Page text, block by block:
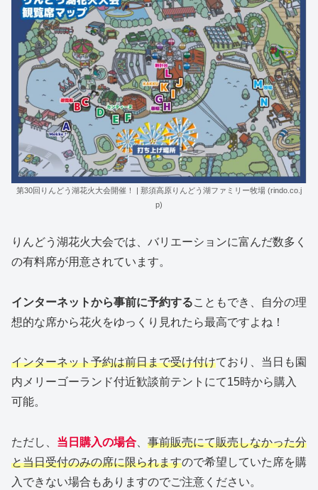
第30回りんどう湖花火大会開催！ | 那須高原りんどう湖ファミリー牧場 (rindo.co.j
p)
りんどう湖花火大会では、バリエーションに富んだ数多く
の有料席が用意されています。
インターネットから事前に予約することもでき、自分の理
想的な席から花火をゆっくり見れたら最高ですよね！
インターネット予約は前日まで受け付けており、当日も園
内メリーゴーランド付近歓談前テントにて15時から購入
可能。
ただし、 当日購入の場合
事前販売にて販売しなかった分
と当日受付のみの席に限られますので希望していた席を購
入できない場合もありますのでご注意ください。